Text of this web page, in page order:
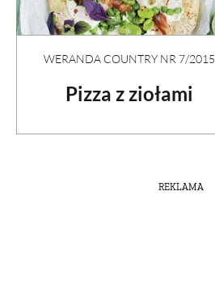
WERANDA COUNTRY NR 7/2015
Pizza z ziołami
REKLAMA